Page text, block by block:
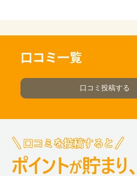
口コミ一覧
口コミ投稿する